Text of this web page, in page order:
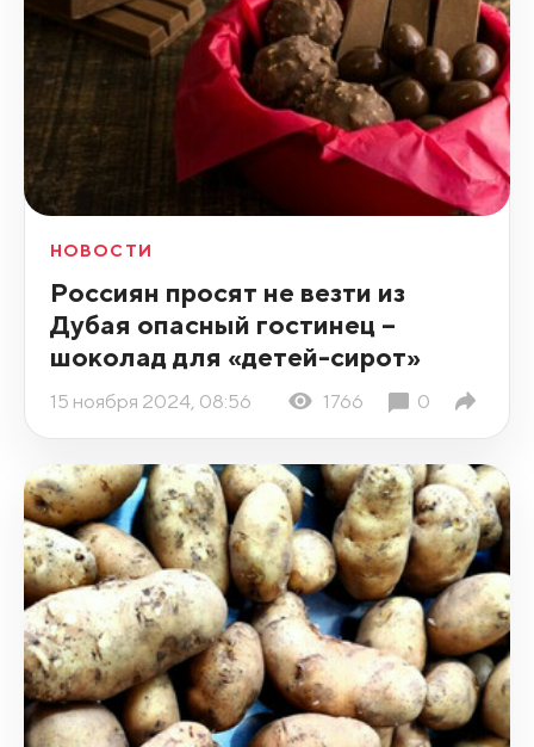
НОВОСТИ
Россиян просят не везти из
Дубая опасный гостинец –
шоколад для «детей-сирот»
15 ноября 2024, 08:56 1766 0